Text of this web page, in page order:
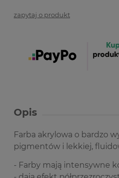
zapytaj o produkt
Opis
Farba akrylowa o bardzo
pigmentów i lekkiej,
- Farby mają intensywne